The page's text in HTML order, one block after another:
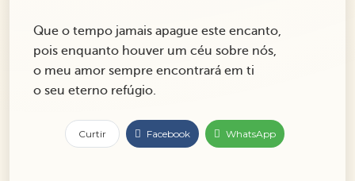
Que o tempo jamais apague este encanto,
pois enquanto houver um céu sobre nós,
o meu amor sempre encontrará em ti
o seu eterno refúgio.
Curtir Facebook WhatsApp